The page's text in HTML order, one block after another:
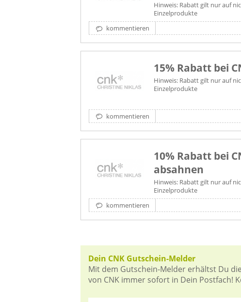
Hinweis: Rabatt gilt nur auf
Einzelprodukte
kommentieren
15% Rabatt bei
Hinweis: Rabatt gilt nur auf
Einzelprodukte
kommentieren
10% Rabatt bei
absahnen
Hinweis: Rabatt gilt nur auf
Einzelprodukte
kommentieren
Dein CNK Gutschein-Melder
Mit dem Gutschein-Melder erhältst Du
von CNK immer sofort in Dein Postfach!